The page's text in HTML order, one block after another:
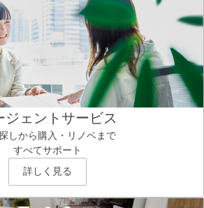
ジェントサービス
しから購入・リノベまで
すべてサポート
詳しく見る